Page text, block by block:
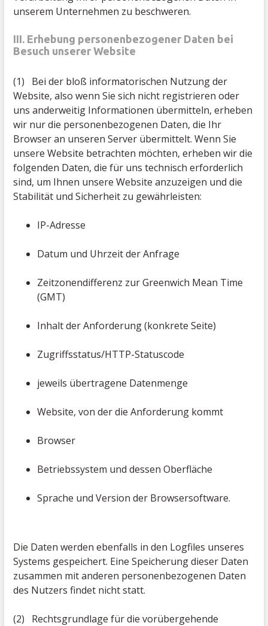
unserem Unternehmen zu beschweren.
III. Erhebung personenbezogener Daten bei
Besuch unserer Website
(1) Bei der bloß informatorischen Nutzung der
Website, also wenn Sie sich nicht registrieren oder
uns anderweitig Informationen übermitteln, erheben
wir nur die personenbezogenen Daten, die Ihr
Browser an unseren Server übermittelt. Wenn Sie
unsere Website betrachten möchten, erheben wir die
folgenden Daten, die für uns technisch erforderlich
sind, um Ihnen unsere Website anzuzeigen und die
Stabilität und Sicherheit zu gewährleisten:
IP-Adresse
Datum und Uhrzeit der Anfrage
Zeitzonendifferenz zur Greenwich Mean Time
(GMT)
Inhalt der Anforderung (konkrete Seite)
Zugriffsstatus/HTTP-Statuscode
jeweils übertragene Datenmenge
Website, von der die Anforderung kommt
Browser
Betriebssystem und dessen Oberfläche
Sprache und Version der Browsersoftware.
Die Daten werden ebenfalls in den Logfiles unseres
Systems gespeichert. Eine Speicherung dieser Daten
zusammen mit anderen personenbezogenen Daten
des Nutzers findet nicht statt.
(2) Rechtsgrundlage für die vorübergehende